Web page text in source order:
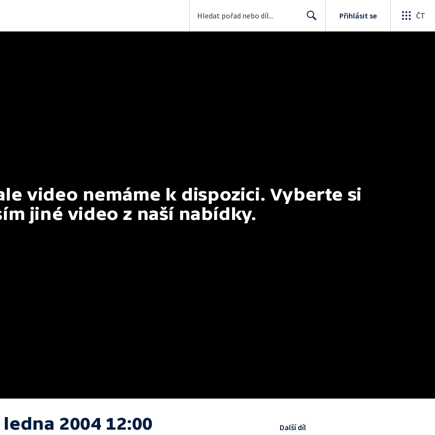
Přihlásit se ČT
video nemáme k dispozici. Vyberte si
jiné video z naší nabídky.
ledna 2004 12:00 Další díl